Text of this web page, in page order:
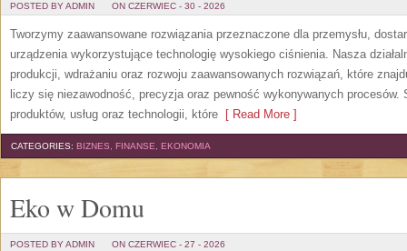
POSTED BY ADMIN ON CZERWIEC - 30 - 2026
Tworzymy zaawansowane rozwiązania przeznaczone dla przemysłu,
urządzenia wykorzystujące technologię wysokiego ciśnienia. Nasza
produkcji, wdrażaniu oraz rozwoju zaawansowanych rozwiązań, które
liczy się niezawodność, precyzja oraz pewność wykonywanych procesów.
produktów, usług oraz technologii, które [ Read More ]
CATEGORIES: BIZNES, FINANSE, EKONOMIA
Eko w Domu
POSTED BY ADMIN ON CZERWIEC - 27 - 2026